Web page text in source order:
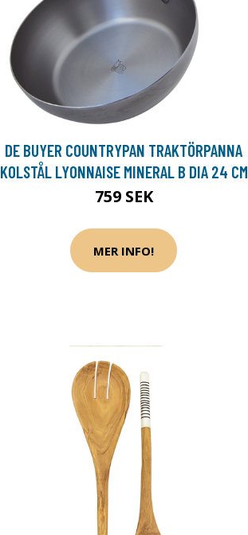
DE BUYER COUNTRYPAN TRAKTÖRPANNA
KOLSTÅL LYONNAISE MINERAL B DIA 24 CM
759 SEK
MER INFO!